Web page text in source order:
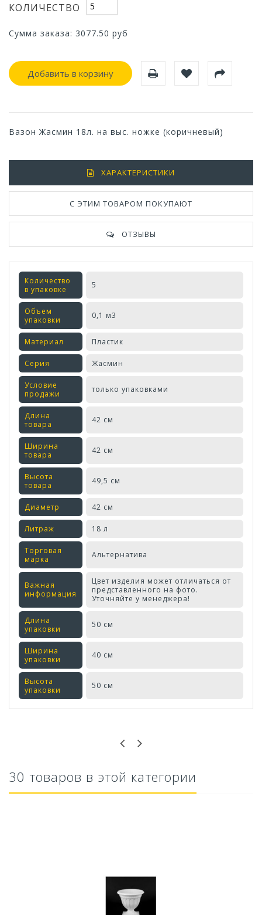
КОЛИЧЕСТВО
Сумма заказа: 3077.50 руб
Добавить в корзину
Вазон Жасмин 18л. на выс. ножке (коричневый)
ХАРАКТЕРИСТИКИ
С ЭТИМ ТОВАРОМ ПОКУПАЮТ
ОТЗЫВЫ
Количество
в упаковке
5
Объем
упаковки
0,1 м3
Материал Пластик
Серия Жасмин
Условие
продажи
только упаковками
Длина
товара
42 см
Ширина
товара
42 см
Высота
товара
49,5 см
Диаметр 42 см
Литраж 18 л
Торговая
марка
Альтернатива
Важная
информация
Цвет изделия может отличаться от
представленного на фото.
Уточняйте у менеджера!
Длина
упаковки
50 см
Ширина
упаковки
40 см
Высота
упаковки
50 см
Ускоритель компоста 60гр
30 товаров в этой категории